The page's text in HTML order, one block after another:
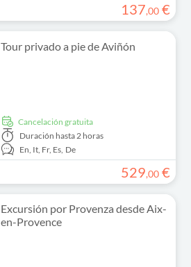
137,00 €
Tour privado a pie de Aviñón
cancelación gratuita
Duración hasta 2 horas
En, It, Fr, Es, De
529,00 €
Excursión por Provenza desde Aix-
en-Provence